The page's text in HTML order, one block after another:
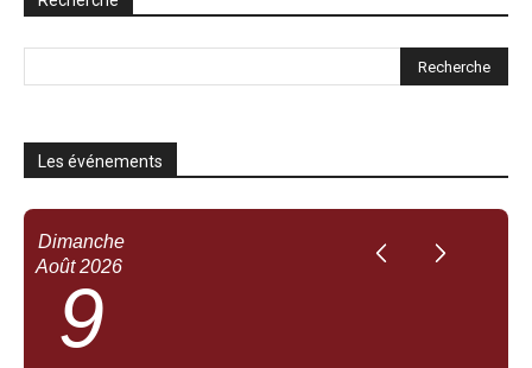
Les événements
Dimanche
Août 2026
9